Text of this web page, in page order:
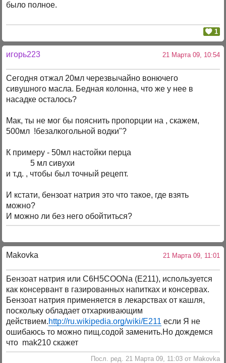
было полное.
1
игорь223 21 Марта 09, 10:54
Сегодня отжал 20мл черезвычайно вонючего
сивушного масла. Бедная колонна, что же у нее в
насадке осталось?
Мак, ты не мог бы пояснить пропорции на , скажем,
500мл !безалкогольной водки"?
К примеру - 50мл настойки перца
5 мл сивухи
и т.д. , чтобы был точный рецепт.
И кстати, бензоат натрия это что такое, где взять
можно?
И можно ли без него обойтиться?
Makovka 21 Марта 09, 11:01
Бензоат натрия или C6H5COONa (Е211), используется
как консервант в ​газированных напитках и консервах.
Бензоат натрия применяется в ​лекарствах от кашля,
поскольку обладает отхаркивающим
действием.http://ru.wikipedia.org/wiki/E211 если Я не
ошибаюсь то можно пищ.содой заменить.Но дождемся
что mak210 скажет
Посл. ред. 21 Марта 09, 11:03 от Makovka